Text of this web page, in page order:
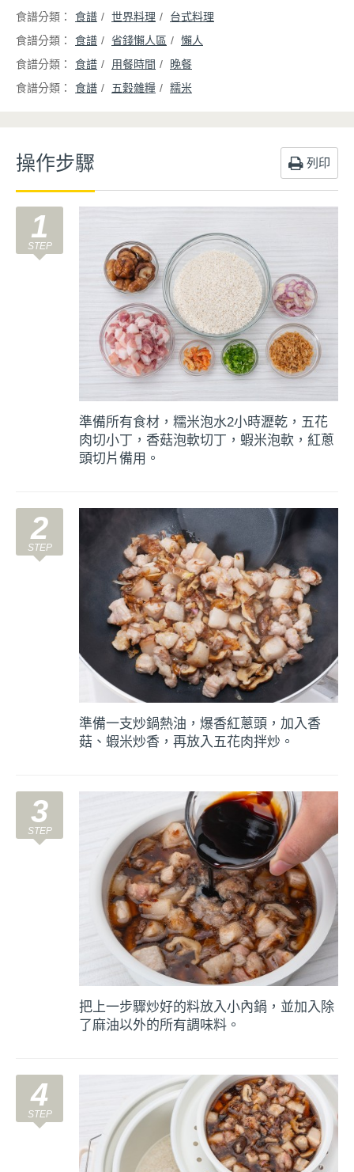
食譜 世界料理
台式料理
食譜
省錢懶人區
懶人
食譜
用餐時間
晚餐
食譜
五穀雜糧 糯米
操作步驟 列印
1
準備所有食材，糯米泡水2小時瀝乾，五花
肉切小丁，香菇泡軟切丁，蝦米泡軟，紅蔥
頭切片備用。
2
準備一支炒鍋熱油，爆香紅蔥頭，加入香
菇、蝦米炒香，再放入五花肉拌炒。
3
把上一步驟炒好的料放入小內鍋，並加入除
了麻油以外的所有調味料。
4